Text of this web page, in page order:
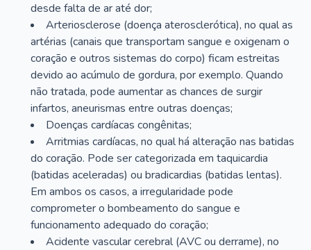
desde falta de ar até dor;
Arteriosclerose (doença aterosclerótica), no qual as
artérias (canais que transportam sangue e oxigenam o
coração e outros sistemas do corpo) ficam estreitas
devido ao acúmulo de gordura, por exemplo. Quando
não tratada, pode aumentar as chances de surgir
infartos, aneurismas entre outras doenças;
Doenças cardíacas congênitas;
Arritmias cardíacas, no qual há alteração nas batidas
do coração. Pode ser categorizada em taquicardia
(batidas aceleradas) ou bradicardias (batidas lentas).
Em ambos os casos, a irregularidade pode
comprometer o bombeamento do sangue e
funcionamento adequado do coração;
Acidente vascular cerebral (AVC ou derrame), no